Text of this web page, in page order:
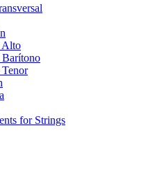
Alto
Barítono
for Strings